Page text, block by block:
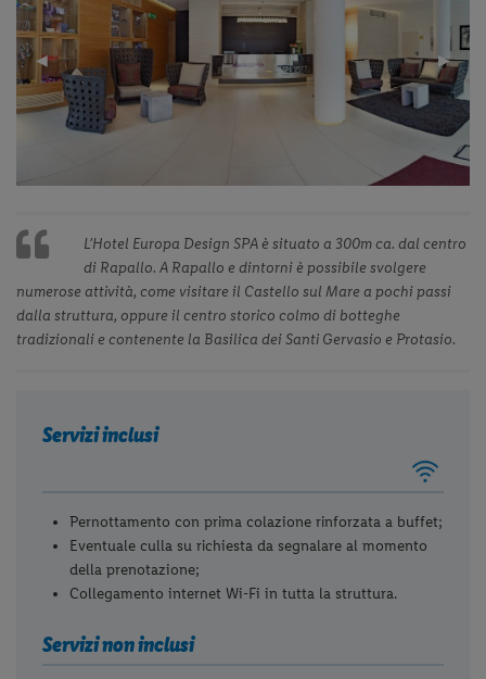
Previous
Slide
◀︎
Next
Slide
▶︎
L’Hotel Europa Design SPA è situato a 300m ca. dal centro
di Rapallo. A Rapallo e dintorni è possibile svolgere
numerose attività, come visitare il Castello sul Mare a pochi passi
dalla struttura, oppure il centro storico colmo di botteghe
tradizionali e contenente la Basilica dei Santi Gervasio e Protasio.
Servizi inclusi
Pernottamento con prima colazione rinforzata a buffet;
Eventuale culla su richiesta da segnalare al momento
della prenotazione;
Collegamento internet Wi-Fi in tutta la struttura.
Servizi non inclusi